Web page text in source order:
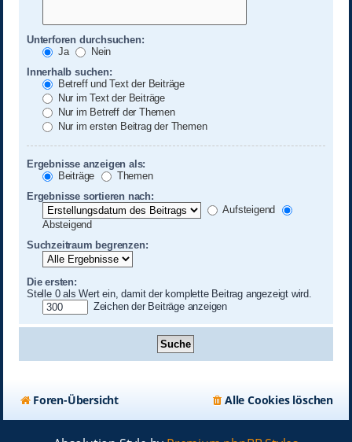
Unterforen durchsuchen:
Ja
Nein
Innerhalb suchen:
Betreff und Text der Beiträge
Nur im Text der Beiträge
Nur im Betreff der Themen
Nur im ersten Beitrag der Themen
Ergebnisse anzeigen als:
Beiträge
Themen
Ergebnisse sortieren nach:
Aufsteigend
Absteigend
Suchzeitraum begrenzen:
Die ersten:
Stelle 0 als Wert ein, damit der komplette Beitrag angezeigt wird.
Zeichen der Beiträge anzeigen
Foren-Übersicht Alle Cookies löschen